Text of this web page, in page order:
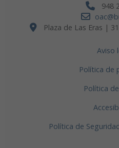
948
Plaza de Las Eras |
Aviso
Política de
Política
Política de